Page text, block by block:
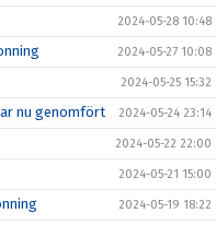
2024-05-28 10:48
2024-05-27 10:08
2024-05-25 15:32
nu genomfört 2024-05-24 23:14
2024-05-22 22:00
2024-05-21 15:00
2024-05-19 18:22